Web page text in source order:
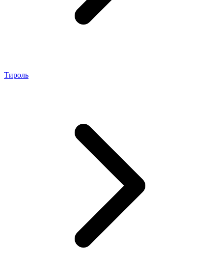
Тироль